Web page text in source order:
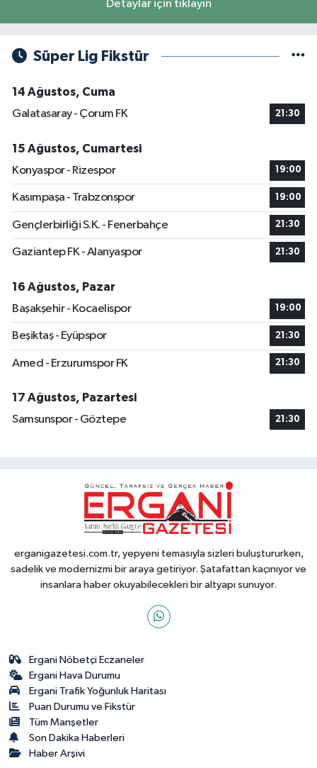
Detaylar için tıklayın
Süper Lig Fikstür
14 Ağustos, Cuma
Galatasaray - Çorum FK
21:30
15 Ağustos, Cumartesi
Konyaspor - Rizespor
19:00
Kasımpaşa - Trabzonspor 19:00
Gençlerbirliği S.K. - Fenerbahçe 21:30
Gaziantep FK - Alanyaspor 21:30
16 Ağustos, Pazar
Başakşehir - Kocaelispor
19:00
Beşiktaş - Eyüpspor 21:30
Amed - Erzurumspor FK 21:30
17 Ağustos, Pazartesi
Samsunspor - Göztepe
21:30
erganigazetesi.com.tr, yepyeni temasıyla sizleri buluştururken,
sadelik ve modernizmi bir araya getiriyor. Şatafattan kaçınıyor ve
insanlara haber okuyabilecekleri bir altyapı sunuyor.
Ergani Nöbetçi Eczaneler
Ergani Hava Durumu
Ergani Trafik Yoğunluk Haritası
Puan Durumu ve Fikstür
Tüm Manşetler
Son Dakika Haberleri
Haber Arşivi